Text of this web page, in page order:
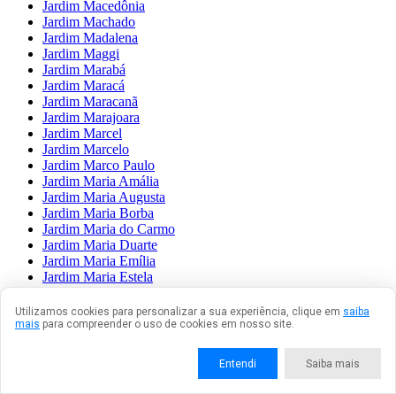
Jardim Macedônia
Jardim Machado
Jardim Madalena
Jardim Maggi
Jardim Marabá
Jardim Maracá
Jardim Maracanã
Jardim Marajoara
Jardim Marcel
Jardim Marcelo
Jardim Marco Paulo
Jardim Maria Amália
Jardim Maria Augusta
Jardim Maria Borba
Jardim Maria do Carmo
Jardim Maria Duarte
Jardim Maria Emília
Jardim Maria Estela
Jardim Maria Fernandes
Jardim Maria Luiza
Jardim Maria Nazaré
Utilizamos cookies para personalizar a sua experiência, clique em saiba
mais para compreender o uso de cookies em nosso site.
Entendi Saiba mais